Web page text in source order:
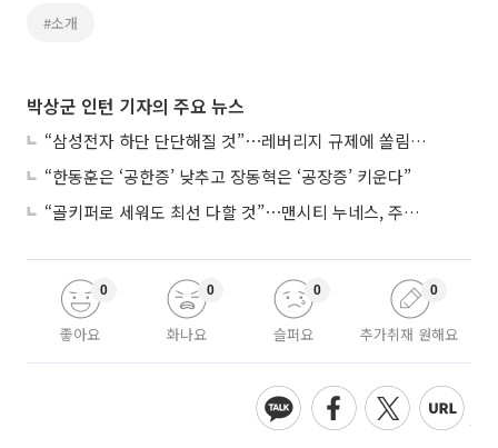
#소개
박상군 인턴 기자의 주요 뉴스
“삼성전자 하단 단단해질 것”⋯레버리지 규제에 쏠림 완화
“한동훈은 ‘공한증’ 낮추고 장동혁은 ‘공장증’ 키운다”
“골키퍼로 세워도 최선 다할 것”⋯맨시티 누네스, 주전 경쟁 각오
좋아요
0
화나요
0
슬퍼요
0
추가취재 원해요
0